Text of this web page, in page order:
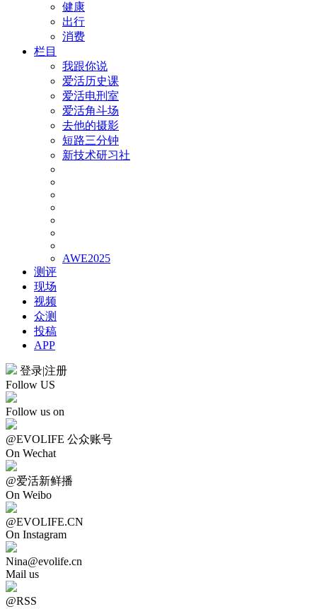
健康
出行
消费
栏目
我跟你说
爱活历史课
爱活电刑室
爱活角斗场
去他的摄影
短路三分钟
新技术研习社
AWE2025
测评
现场
视频
众测
投稿
APP
登录|注册
Follow US
Follow us on
@EVOLIFE 公众账号
On Wechat
@爱活新鲜播
On Weibo
@EVOLIFE.CN
On Instagram
Nina@evolife.cn
Mail us
@RSS